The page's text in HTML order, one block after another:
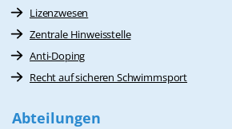
Lizenzwesen
Zentrale Hinweisstelle
Anti-Doping
Recht auf sicheren Schwimmsport
Abteilungen